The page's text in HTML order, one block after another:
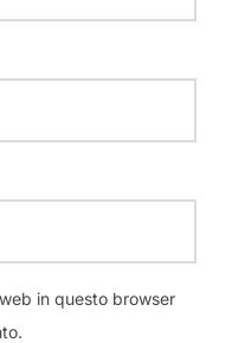
in questo browser